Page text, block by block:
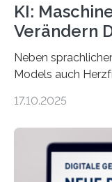
KI:
Verändern
Neben
Models auch
haben Dr. Morris
und Boris Burr
dafür eine
17.10.2025